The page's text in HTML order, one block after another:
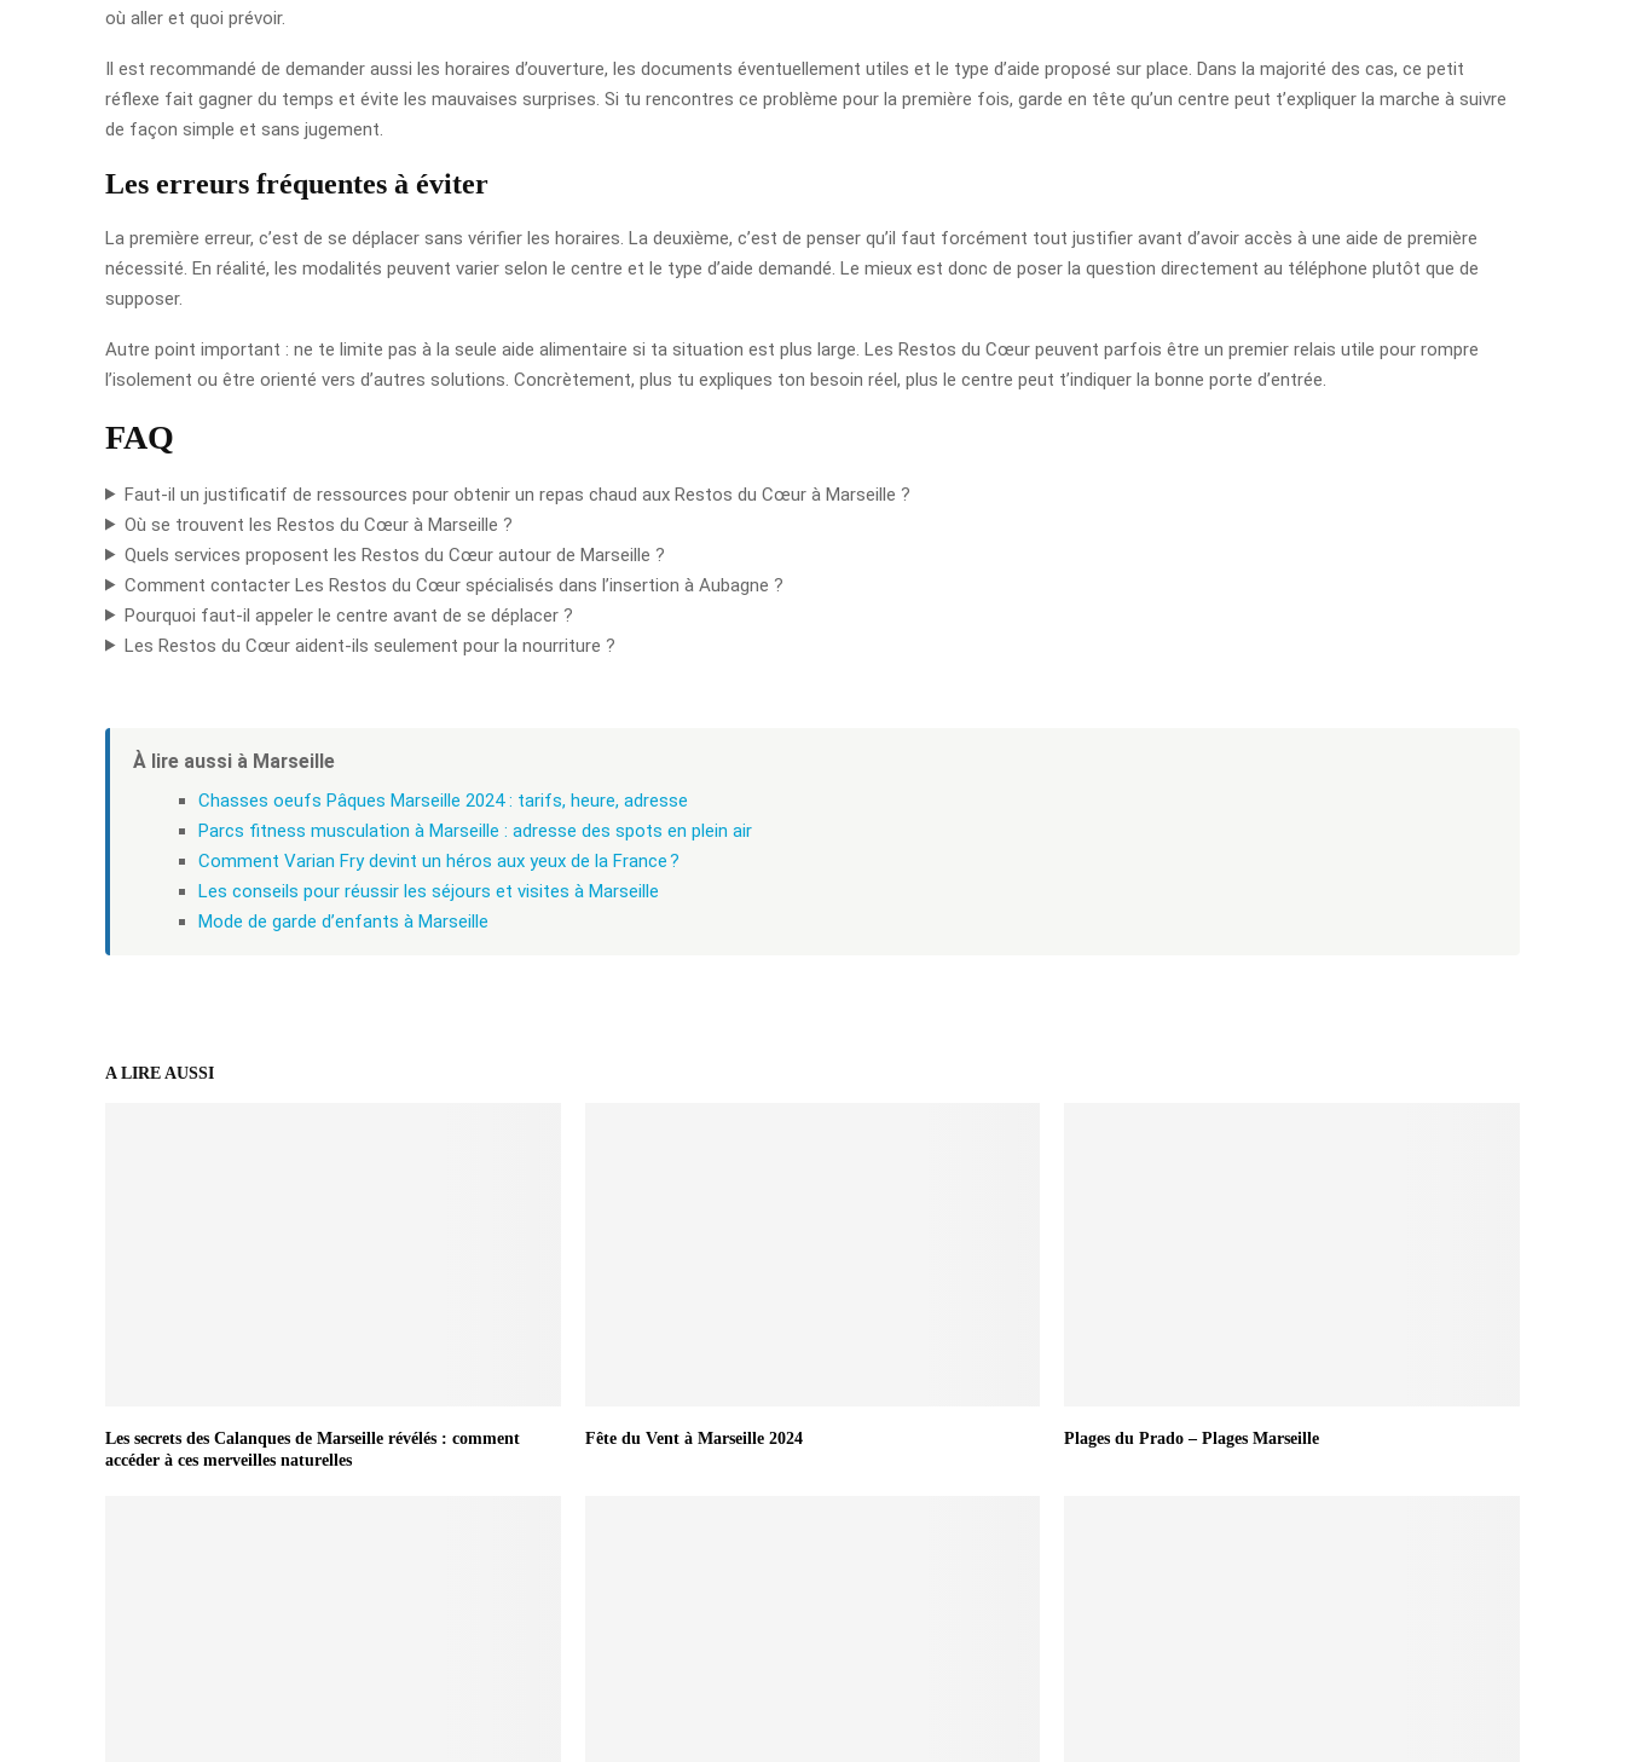
où aller et quoi prévoir.
Il est recommandé de demander aussi les horaires d’ouverture, les documents éventuellement utiles et le type d’aide proposé sur place. Dans la majorité des cas, ce petit
réflexe fait gagner du temps et évite les mauvaises surprises. Si tu rencontres ce problème pour la première fois, garde en tête qu’un centre peut t’expliquer la marche à suivre
de façon simple et sans jugement.
Les erreurs fréquentes à éviter
La première erreur, c’est de se déplacer sans vérifier les horaires. La deuxième, c’est de penser qu’il faut forcément tout justifier avant d’avoir accès à une aide de première
nécessité. En réalité, les modalités peuvent varier selon le centre et le type d’aide demandé. Le mieux est donc de poser la question directement au téléphone plutôt que de
supposer.
Autre point important : ne te limite pas à la seule aide alimentaire si ta situation est plus large. Les Restos du Cœur peuvent parfois être un premier relais utile pour rompre
l’isolement ou être orienté vers d’autres solutions. Concrètement, plus tu expliques ton besoin réel, plus le centre peut t’indiquer la bonne porte d’entrée.
FAQ
Faut-il un justificatif de ressources pour obtenir un repas chaud aux Restos du Cœur à Marseille ?
Où se trouvent les Restos du Cœur à Marseille ?
Quels services proposent les Restos du Cœur autour de Marseille ?
Comment contacter Les Restos du Cœur spécialisés dans l’insertion à Aubagne ?
Pourquoi faut-il appeler le centre avant de se déplacer ?
Les Restos du Cœur aident-ils seulement pour la nourriture ?
À lire aussi à Marseille
Chasses oeufs Pâques Marseille 2024 : tarifs, heure, adresse
Parcs fitness musculation à Marseille : adresse des spots en plein air
Comment Varian Fry devint un héros aux yeux de la France ?
Les conseils pour réussir les séjours et visites à Marseille
Mode de garde d’enfants à Marseille
A LIRE AUSSI
Les secrets des Calanques de Marseille révélés : comment
accéder à ces merveilles naturelles
Fête du Vent à Marseille 2024 Plages du Prado – Plages Marseille